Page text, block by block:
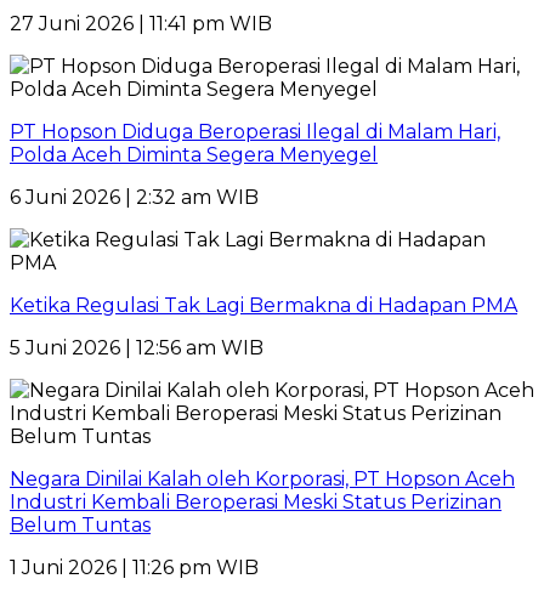
27 Juni 2026 | 11:41 pm WIB
PT Hopson Diduga Beroperasi Ilegal di Malam Hari,
Polda Aceh Diminta Segera Menyegel
6 Juni 2026 | 2:32 am WIB
Ketika Regulasi Tak Lagi Bermakna di Hadapan PMA
5 Juni 2026 | 12:56 am WIB
Negara Dinilai Kalah oleh Korporasi, PT Hopson Aceh
Industri Kembali Beroperasi Meski Status Perizinan
Belum Tuntas
1 Juni 2026 | 11:26 pm WIB